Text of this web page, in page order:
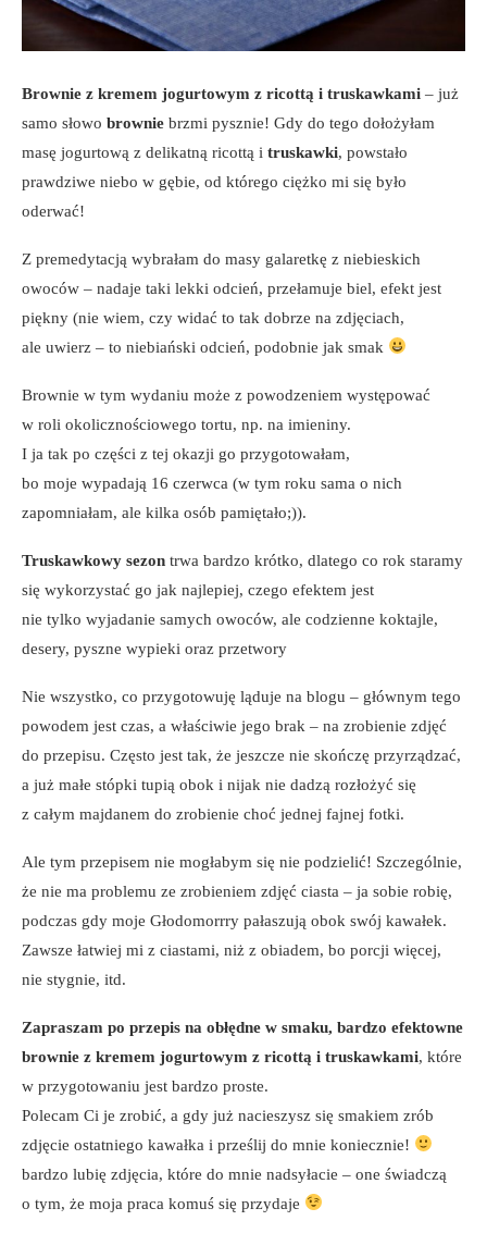
Brownie z kremem jogurtowym z ricottą i truskawkami – już
samo słowo brownie brzmi pysznie! Gdy do tego dołożyłam
masę jogurtową z delikatną ricottą i truskawki, powstało
prawdziwe niebo w gębie, od którego ciężko mi się było
oderwać!
Z premedytacją wybrałam do masy galaretkę z niebieskich
owoców – nadaje taki lekki odcień, przełamuje biel, efekt jest
piękny (nie wiem, czy widać to tak dobrze na zdjęciach,
ale uwierz – to niebiański odcień, podobnie jak smak
Brownie w tym wydaniu może z powodzeniem występować
w roli okolicznościowego tortu, np. na imieniny.
I ja tak po części z tej okazji go przygotowałam,
bo moje wypadają 16 czerwca (w tym roku sama o nich
zapomniałam, ale kilka osób pamiętało;)).
Truskawkowy sezon trwa bardzo krótko, dlatego co rok staramy
się wykorzystać go jak najlepiej, czego efektem jest
nie tylko wyjadanie samych owoców, ale codzienne koktajle,
desery, pyszne wypieki oraz przetwory
Nie wszystko, co przygotowuję ląduje na blogu – głównym tego
powodem jest czas, a właściwie jego brak – na zrobienie zdjęć
do przepisu. Często jest tak, że jeszcze nie skończę przyrządzać,
a już małe stópki tupią obok i nijak nie dadzą rozłożyć się
z całym majdanem do zrobienie choć jednej fajnej fotki.
Ale tym przepisem nie mogłabym się nie podzielić! Szczególnie,
że nie ma problemu ze zrobieniem zdjęć ciasta – ja sobie robię,
podczas gdy moje Głodomorrry pałaszują obok swój kawałek.
Zawsze łatwiej mi z ciastami, niż z obiadem, bo porcji więcej,
nie stygnie, itd.
Zapraszam po przepis na obłędne w smaku, bardzo efektowne
brownie z kremem jogurtowym z ricottą i truskawkami, które
w przygotowaniu jest bardzo proste.
Polecam Ci je zrobić, a gdy już nacieszysz się smakiem zrób
zdjęcie ostatniego kawałka i prześlij do mnie koniecznie!
bardzo lubię zdjęcia, które do mnie nadsyłacie – one świadczą
o tym, że moja praca komuś się przydaje